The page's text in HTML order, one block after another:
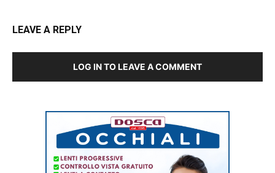
LEAVE A REPLY
LOG IN TO LEAVE A COMMENT